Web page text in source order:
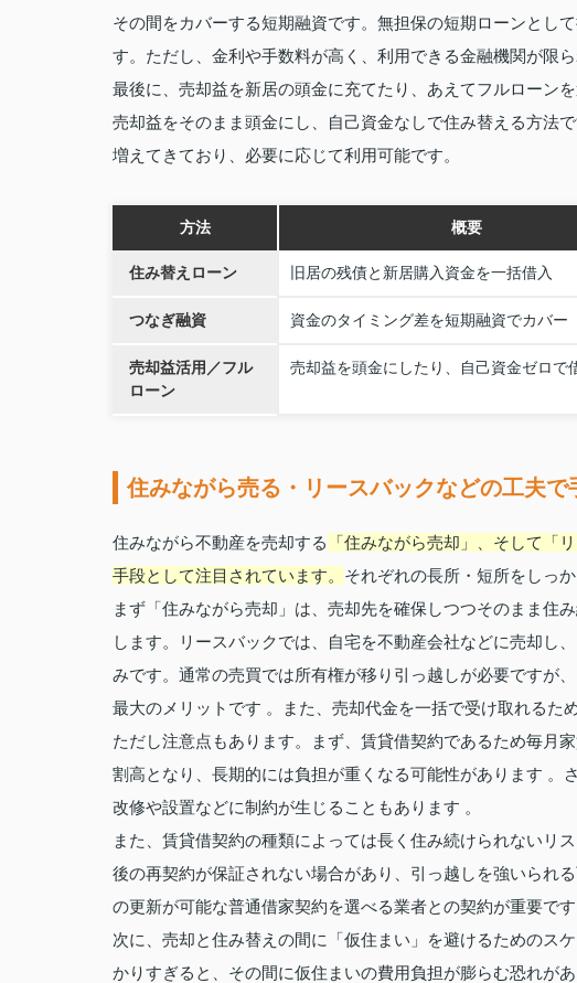
その間をカバーする短期融資です。無担保の短期ローンとし
す。ただし、金利や手数料が高く、利用できる金融機関が限
最後に、売却益を新居の頭金に充てたり、あえてフルローンを
売却益をそのまま頭金にし、自己資金なしで住み替える方法
増えてきており、必要に応じて利用可能です。
方法 概要
住み替えローン 旧居の残債と新居購入資金を一括借入
つなぎ融資 資金のタイミング差を短期融資でカバー
売却益活用／フル
ローン
売却益を頭金にしたり、自己資金ゼロで
住みながら売る・リースバックなどの工夫で
住みながら不動産を売却する
「住みながら売却」、そして「
手段として注目されています。 それぞれの長所・短所をしっ
まず「住みながら売却」は、売却先を確保しつつそのまま住
します。リースバックでは、自宅を不動産会社などに売却し
みです。通常の売買では所有権が移り引っ越しが必要ですが
最大のメリットです 。また、売却代金を一括で受け取れるた
ただし注意点もあります。まず、賃貸借契約であるため毎月
割高となり、長期的には負担が重くなる可能性があります
改修や設置などに制約が生じることもあります 。
また、賃貸借契約の種類によっては長く住み続けられないリ
後の再契約が保証されない場合があり、引っ越しを強いられ
の更新が可能な普通借家契約を選べる業者との契約が重要です
次に、売却と住み替えの間に「仮住まい」を避けるためのス
かりすぎると、その間に仮住まいの費用負担が膨らむ恐れがあ